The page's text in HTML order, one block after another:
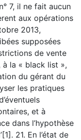
7, il ne fait aucun
aux opérations
2013,
supposées
de vente
la « black list »,
du gérant du
les pratiques
et à
dans l’hypothèse
21. En l’état de